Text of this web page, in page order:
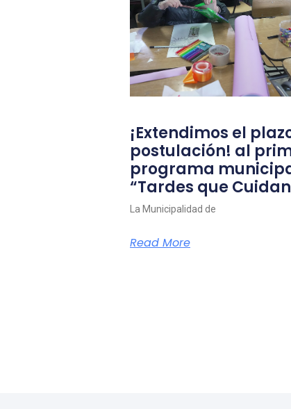
¡Extendimos el
postulación! al
programa
“Tardes que
La Municipalidad de
Read More